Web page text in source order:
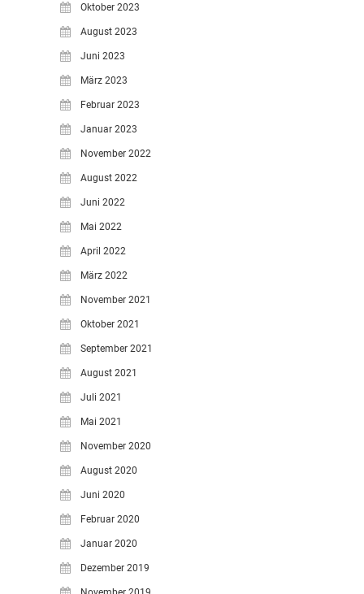
Oktober 2023
August 2023
Juni 2023
März 2023
Februar 2023
Januar 2023
November 2022
August 2022
Juni 2022
Mai 2022
April 2022
März 2022
November 2021
Oktober 2021
September 2021
August 2021
Juli 2021
Mai 2021
November 2020
August 2020
Juni 2020
Februar 2020
Januar 2020
Dezember 2019